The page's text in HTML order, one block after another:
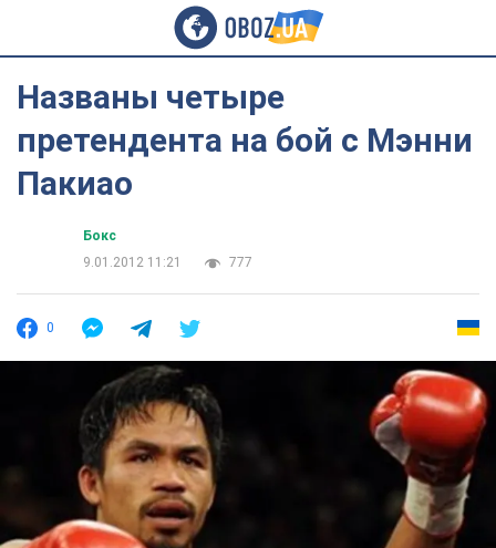
Названы четыре
претендента на бой с Мэнни
Пакиао
Бокс
9.01.2012 11:21
777
0